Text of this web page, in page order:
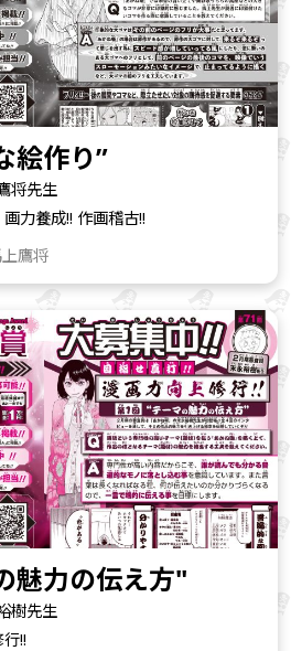
絵作り”
将先生
力養成!! 作画稽古!!
鷹将
魅力の伝え方"
樹先生
!!